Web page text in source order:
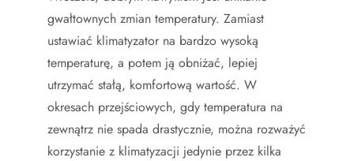
gwałtownych zmian temperatury. Zamiast
ustawiać klimatyzator na bardzo wysoką
temperaturę, a potem ją obniżać, lepiej
utrzymać stałą, komfortową wartość. W
okresach przejściowych, gdy temperatura na
zewnątrz nie spada drastycznie, można rozważyć
korzystanie z klimatyzacji jedynie przez kilka